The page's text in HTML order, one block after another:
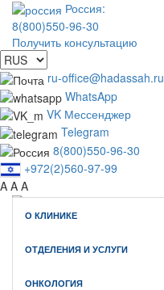
Россия:
8(800)550-96-30
Получить консультацию
ru-office@hadassah.ru
WhatsApp
VK Мессенджер
Telegram
8(800)550-96-30
+972(2)560-97-99
A A A
WhatsApp
VK Мессенджер
О КЛИНИКЕ
ОТДЕЛЕНИЯ И УСЛУГИ
ОНКОЛОГИЯ